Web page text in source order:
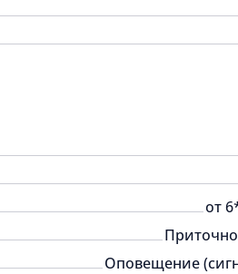
от
Оповещение